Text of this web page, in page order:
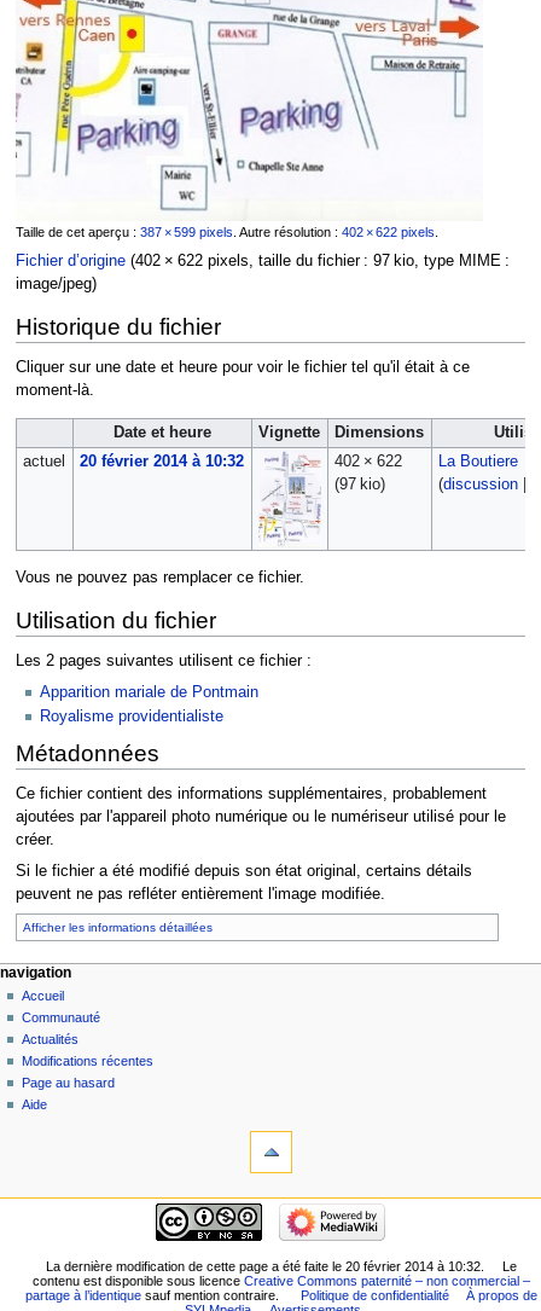
Taille de cet aperçu : 387 × 599 pixels Autre résolution : 402 × 622 pixels
Fichier d’origine‎ (402 × 622 pixels, taille du fichier : 97 kio, type MIME :
image/jpeg)
Historique du fichier
Cliquer sur une date et heure pour voir le fichier tel qu'il était à ce
moment-là.
Date et heure Vignette Dimensions
actuel
20 février 2014 à 10:32
402 × 622
(97 kio)
La Boutiere
(discussion|
Vous ne pouvez pas remplacer ce fichier.
Utilisation du fichier
Les 2 pages suivantes utilisent ce fichier :
Apparition mariale de Pontmain
Royalisme providentialiste
Métadonnées
Ce fichier contient des informations supplémentaires, probablement
ajoutées par l'appareil photo numérique ou le numériseur utilisé pour le
créer.
Si le fichier a été modifié depuis son état original, certains détails
peuvent ne pas refléter entièrement l'image modifiée.
Afficher les informations détaillées
navigation
Accueil
Communauté
Actualités
Modifications récentes
Page au hasard
Aide
La dernière modification de cette page a été faite le 20 février 2014 à 10:32.
Le
contenu est disponible sous licenceCreative Commons paternité – non commercial –
partage à l’identiquesauf mention contraire. Politique de confidentialité
À propos de